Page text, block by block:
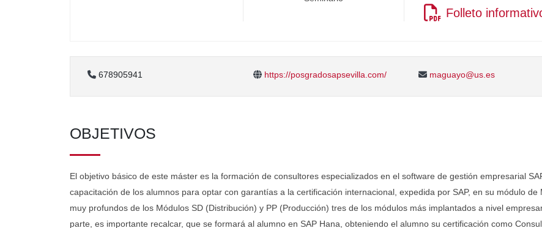
Folleto
678905941 https://posgradosapsevilla.com/ maguayo@us.es
OBJETIVOS
El objetivo básico de este máster es la formación de consultores especializados en el software de gestión empresarial
capacitación de los alumnos para optar con garantías a la certificación internacional, expedida por SAP, en su módulo
muy profundos de los Módulos SD (Distribución) y PP (Producción) tres de los módulos más implantados a nivel
parte, es importante recalcar, que se formará al alumno en SAP Hana, obteniendo el alumno su certificación como